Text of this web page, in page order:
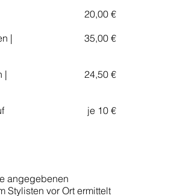
|
|
20,00 €
35,00 €
24,50 €
je 10 €
angegebenen
Stylisten vor Ort ermittelt